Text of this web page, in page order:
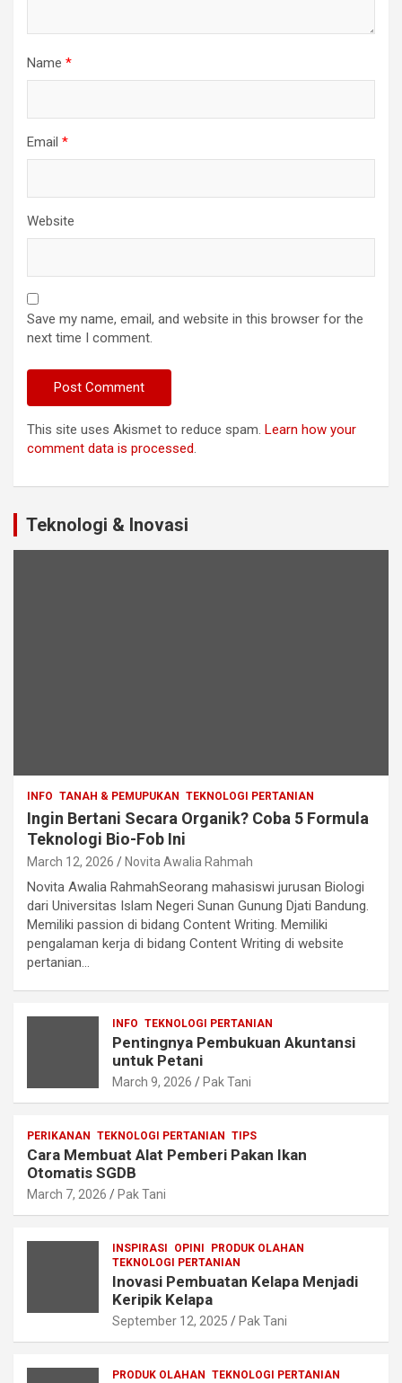
Name *
Email *
Website
Save my name, email, and website in this browser for the
next time I comment.
This site uses Akismet to reduce spam. Learn how your
comment data is processed.
Teknologi & Inovasi
INFO TANAH & PEMUPUKAN TEKNOLOGI PERTANIAN
Ingin Bertani Secara Organik? Coba 5 Formula
Teknologi Bio-Fob Ini
March 12, 2026 Novita Awalia Rahmah
Novita Awalia RahmahSeorang mahasiswi jurusan Biologi
dari Universitas Islam Negeri Sunan Gunung Djati Bandung.
Memiliki passion di bidang Content Writing. Memiliki
pengalaman kerja di bidang Content Writing di website
pertanian…
INFO TEKNOLOGI PERTANIAN
Pentingnya Pembukuan Akuntansi
untuk Petani
March 9, 2026 Pak Tani
PERIKANAN TEKNOLOGI PERTANIAN TIPS
Cara Membuat Alat Pemberi Pakan Ikan
Otomatis SGDB
March 7, 2026 Pak Tani
INSPIRASI OPINI
PRODUK OLAHAN
TEKNOLOGI PERTANIAN
Inovasi Pembuatan Kelapa Menjadi
Keripik Kelapa
September 12, 2025 Pak Tani
PRODUK OLAHAN TEKNOLOGI PERTANIAN